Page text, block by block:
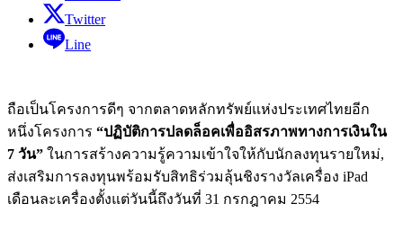
Twitter
Line
ถือเป็นโครงการดีๆ จากตลาดหลักทรัพย์แห่งประเทศไทยอีก
หนึ่งโครงการ “ปฏิบัติการปลดล็อคเพื่ออิสรภาพทางการเงินใน
7 วัน” ในการสร้างความรู้ความเข้าใจให้กับนักลงทุนรายใหม่,
ส่งเสริมการลงทุนพร้อมรับสิทธิร่วมลุ้นชิงรางวัลเครื่อง iPad
เดือนละเครื่องตั้งแต่วันนี้ถึงวันที่ 31 กรกฎาคม 2554